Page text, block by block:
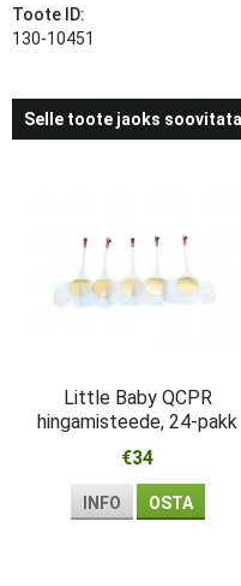
Toote ID:
130-10451
Selle toote jaoks
Little Baby QCPR
hingamisteede, 24-pakk
€34
INFO OSTA